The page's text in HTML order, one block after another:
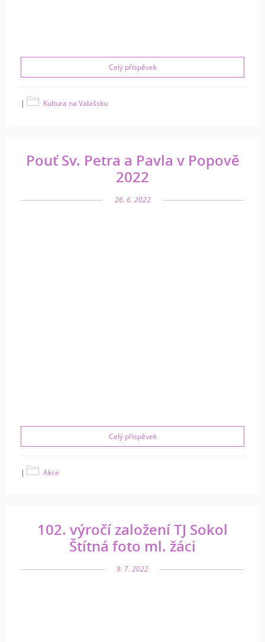
Celý příspěvek
| Kultura na Valašsku
Pouť Sv. Petra a Pavla v Popově
2022
26. 6. 2022
Celý příspěvek
| Akce
102. výročí založení TJ Sokol
Štítná foto ml. žáci
9. 7. 2022